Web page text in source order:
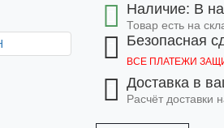
Наличие: В
Товар есть на
Безопасная
ВСЕ ПЛАТЕЖИ
Доставка в
Расчёт доставки